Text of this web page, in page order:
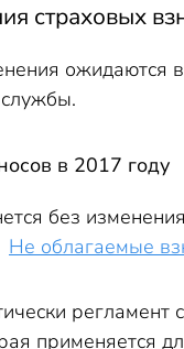
страховых
ожидаются
в 2017 году
без
Не облагаемые
применяется